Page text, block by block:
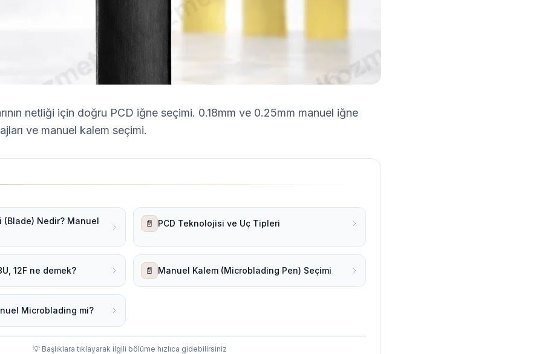
netliği için doğru PCD iğne seçimi. 0.18mm ve 0.25mm manuel iğne
ve manuel kalem seçimi.
Nedir? Manuel
📄 PCD Teknolojisi ve Uç Tipleri
12F ne demek? 📄 Manuel Kalem (Microblading Pen) Seçimi
Microblading mi?
💡 Başlıklara tıklayarak ilgili bölüme hızlıca gidebilirsiniz